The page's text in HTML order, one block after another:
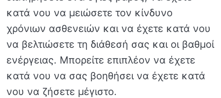
κατά νου να μειώσετε τον κίνδυνο
χρόνιων ασθενειών και να έχετε κατά νου
να βελτιώσετε τη διάθεσή σας και οι βαθμοί
ενέργειας. Μπορείτε επιπλέον να έχετε
κατά νου να σας βοηθήσει να έχετε κατά
νου να ζήσετε μέγιστο.